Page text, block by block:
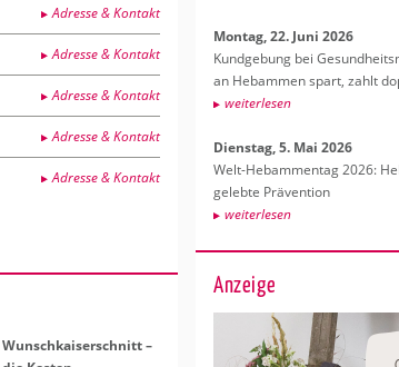
Adresse & Kontakt
Adresse & Kontakt
Adresse & Kontakt
Adresse & Kontakt
Adresse & Kontakt
Wunsch­kai­ser­schnitt –
Mon­tag, 22. Juni 2026
Kund­ge­bung bei
an Heb­am­men spart, zahlt
wei­ter­le­sen
Diens­tag, 5. Mai 2026
Welt-Heb­am­men­tag 2026:
ge­leb­te Prä­ven­ti­on
wei­ter­le­sen
Anzeige